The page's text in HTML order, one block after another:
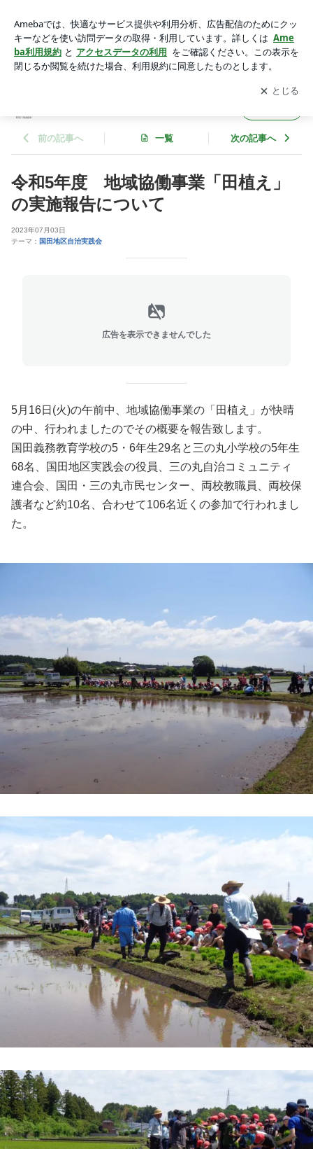
知らせ【国田地区自治実践会】
アプリをダウンロードして ブログの更新通知
を受け取りまし
ょう。
開く
前の記事へ 一覧 次の記事へ
令和5年度 地域協働事業「田植え」
の実施報告について
2023年07月03日
テーマ： 国田地区自治実践会
広告を表示できませんでした
5月16日(火)の午前中、地域協働事業の「田植え」が快晴
の中、行われましたのでその概要を報告致します。
国田義務教育学校の5・6年生29名と三の丸小学校の5年生
68名、国田地区実践会の役員、三の丸自治コミュニティ
連合会、国田・三の丸市民センター、両校教職員、両校保
護者など約10名、合わせて106名近くの参加で行われまし
た。